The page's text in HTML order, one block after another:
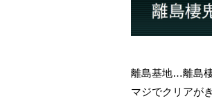
離島基地…離島
マジでクリアが